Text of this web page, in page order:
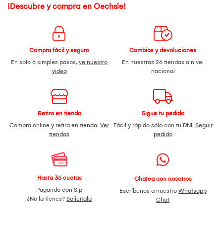
¡Descubre y compra en Oechsle!
Compra fácil y seguro
En solo 6 simples pasos, ve nuestro
video
Cambios y devoluciones
En nuestras 26 tiendas a nivel
nacional
Retiro en tienda
Compra online y retira en tienda. Ver
tiendas
Sigue tu pedido
Fácil y rápido sólo con tu DNI. Seguir
pedido
Hasta 36 cuotas
Pagando con Sip
¿No la tienes? Solicítala
Chatea con nosotros
Escríbenos a nuestro Whatsapp
Chat